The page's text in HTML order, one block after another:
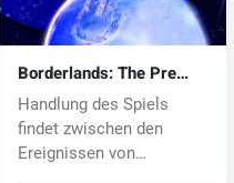
Borderlands: The Pre
Sequel (PC) CD key
Handlung des Spiels
findet zwischen den
Ereignissen von